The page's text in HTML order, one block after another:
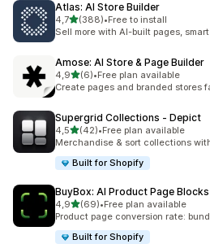
Atlas: AI Store Builder
4,75 yıldız üzerinden
(388)
toplam 388 değerlendirme
•Free to install
Sell more with AI-built pages,
Amose: AI Store & Page Builder
4,95 yıldız üzerinden
(6)
toplam 6 değerlendirme
•Free plan available
Create pages and branded stores
Supergrid Collections ‑ Depict
4,55 yıldız üzerinden
(42)
toplam 42 değerlendirme
•Free plan available
Merchandise & sort collections
Built for Shopify
BuyBox: AI Product Page Blocks
4,95 yıldız üzerinden
(69)
toplam 69 değerlendirme
•Free plan available
Product page conversion rate:
Built for Shopify